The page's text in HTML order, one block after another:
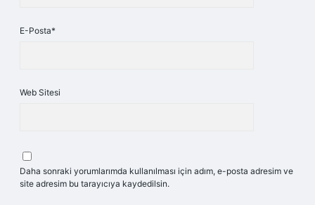
E-Posta*
Web Sitesi
Daha sonraki yorumlarımda kullanılması için adım, e-posta adresim ve
site adresim bu tarayıcıya kaydedilsin.